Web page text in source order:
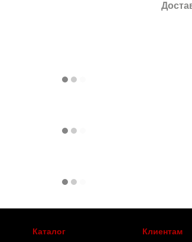
Каталог Клиентам